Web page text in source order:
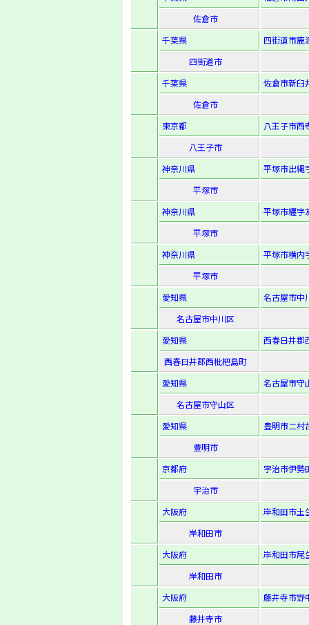
佐倉市
千葉県
四街道市鹿
四街道市
千葉県
佐倉市新臼
佐倉市
東京都
八王子市西
八王子市
神奈川県
平塚市出縄
平塚市
神奈川県
平塚市纒字
平塚市
神奈川県
平塚市横内
平塚市
愛知県
名古屋市中
名古屋市中川区
愛知県
西春日井郡
西春日井郡西枇杷島町
愛知県
名古屋市守
名古屋市守山区
愛知県
豊明市二村
豊明市
京都府
宇治市伊勢
宇治市
大阪府
岸和田市土
岸和田市
大阪府
岸和田市尾
岸和田市
大阪府
藤井寺市野
藤井寺市